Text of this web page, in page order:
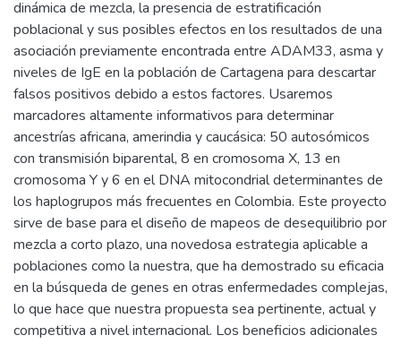
dinámica de mezcla, la presencia de estratificación
poblacional y sus posibles efectos en los resultados de una
asociación previamente encontrada entre ADAM33, asma y
niveles de IgE en la población de Cartagena para descartar
falsos positivos debido a estos factores. Usaremos
marcadores altamente informativos para determinar
ancestrías africana, amerindia y caucásica: 50 autosómicos
con transmisión biparental, 8 en cromosoma X, 13 en
cromosoma Y y 6 en el DNA mitocondrial determinantes de
los haplogrupos más frecuentes en Colombia. Este proyecto
sirve de base para el diseño de mapeos de desequilibrio por
mezcla a corto plazo, una novedosa estrategia aplicable a
poblaciones como la nuestra, que ha demostrado su eficacia
en la búsqueda de genes en otras enfermedades complejas,
lo que hace que nuestra propuesta sea pertinente, actual y
competitiva a nivel internacional. Los beneficios adicionales